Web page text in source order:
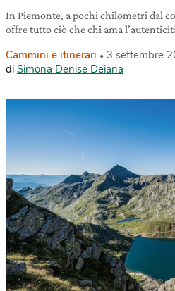
In Piemonte, a pochi chilometri dal
offre tutto ciò che chi ama
Cammini e itinerari
3 settembre
di Simona Denise Deiana